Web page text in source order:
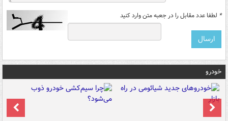
* لطفا عدد مقابل را در جعبه متن وارد کنید
خودرو